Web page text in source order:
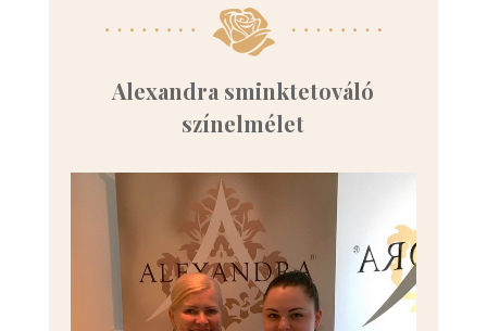
Alexandra sminktetováló
színelmélet